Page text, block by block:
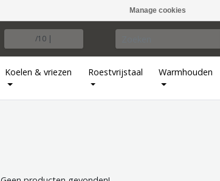
Manage cookies
/10 |
Koelen & vriezen Roestvrijstaal Warmhouden